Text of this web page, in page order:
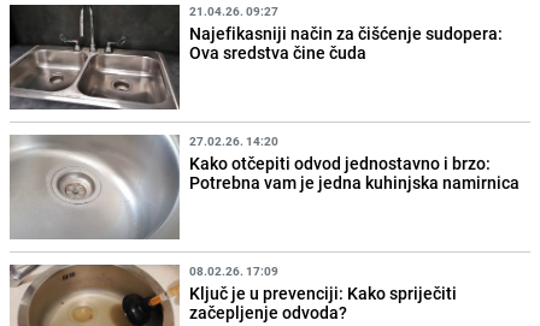
21.04.26. 09:27
Najefikasniji način za čišćenje sudopera:
Ova sredstva čine čuda
27.02.26. 14:20
Kako otčepiti odvod jednostavno i brzo:
Potrebna vam je jedna kuhinjska namirnica
08.02.26. 17:09
Ključ je u prevenciji: Kako spriječiti
začepljenje odvoda?